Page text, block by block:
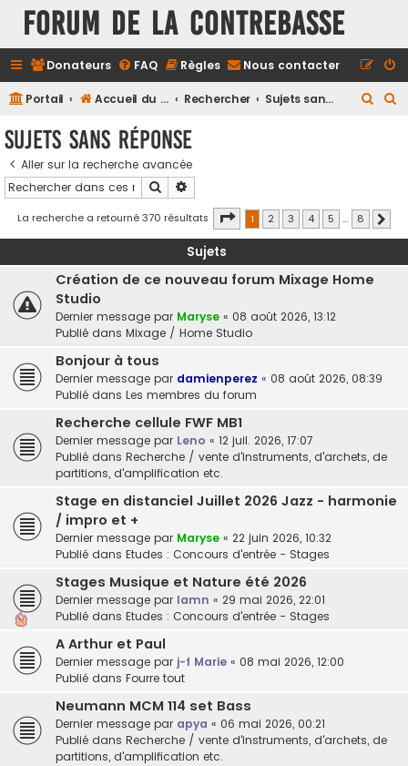
FORUM DE LA CONTREBASSE
Donateurs FAQ Règles Nous contacter
Portail Accueil du forum Rechercher Sujets sans réponse
c
h
r
c
h
Sujets sans réponse
Aller sur la recherche avancée
Rechercher
La recherche a retourné 370 résultats Page 1sur8
1 2 3 4 5 … 8
Sujets
Création de ce nouveau forum Mixage Home
Studio
Dernier message par Maryse « 08 août 2026, 13:12
Publié dans Mixage / Home Studio
Bonjour à tous
Dernier message par damienperez « 08 août 2026, 08:39
Publié dans Les membres du forum
Recherche cellule FWF MB1
Dernier message par Leno « 12 juil. 2026, 17:07
Publié dans Recherche / vente d'instruments, d'archets, de
partitions, d'amplification etc.
Stage en distanciel Juillet 2026 Jazz - harmonie
/ impro et +
Dernier message par Maryse « 22 juin 2026, 10:32
Publié dans Etudes : Concours d'entrée - Stages
Stages Musique et Nature été 2026
Dernier message par lamn « 29 mai 2026, 22:01
Publié dans Etudes : Concours d'entrée - Stages
A Arthur et Paul
Dernier message par j-f Marie « 08 mai 2026, 12:00
Publié dans Fourre tout
Neumann MCM 114 set Bass
Dernier message par apya « 06 mai 2026, 00:21
Publié dans Recherche / vente d'instruments, d'archets, de
partitions, d'amplification etc.